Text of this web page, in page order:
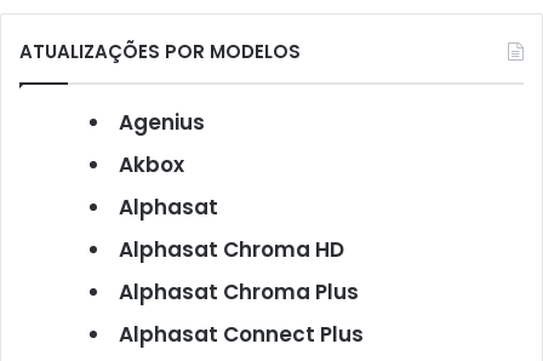
ATUALIZAÇÕES POR MODELOS
Agenius
Akbox
Alphasat
Alphasat Chroma HD
Alphasat Chroma Plus
Alphasat Connect Plus